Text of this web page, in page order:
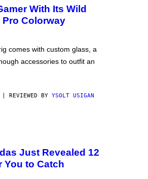
With Its Wild
Pro Colorway
comes with custom glass, a
accessories to outfit an
| REVIEWED BY YSOLT USIGAN
Just Revealed 12
You to Catch